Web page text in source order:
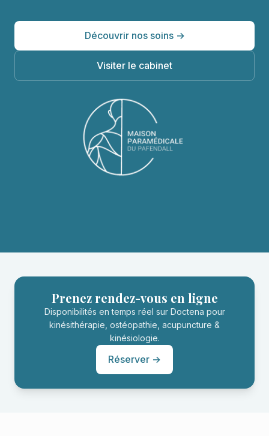
Découvrir nos soins →
Visiter le cabinet
Prenez rendez-vous en ligne
Disponibilités en temps réel sur Doctena pour
kinésithérapie, ostéopathie, acupuncture &
kinésiologie.
Réserver →